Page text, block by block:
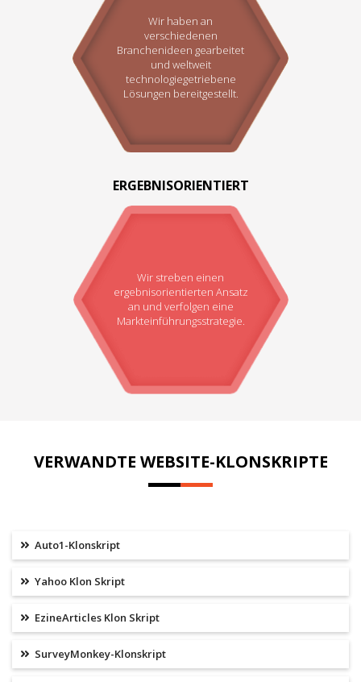
Wir haben an
verschiedenen
Branchenideen gearbeitet
und weltweit
technologiegetriebene
Lösungen bereitgestellt.
ERGEBNISORIENTIERT
Wir streben einen
ergebnisorientierten Ansatz
an und verfolgen eine
Markteinführungsstrategie.
VERWANDTE WEBSITE-KLONSKRIPTE
Auto1-Klonskript
Yahoo Klon Skript
EzineArticles Klon Skript
SurveyMonkey-Klonskript